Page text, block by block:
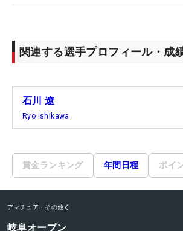
関連する選手プロフィール・成
石川 遼
Ryo Ishikawa
賞金ランキング 年間日程 ポイ
アマチュア・その他
岐阜オープン